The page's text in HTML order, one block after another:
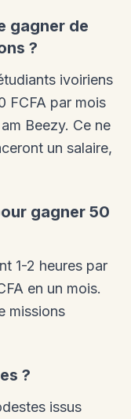
gagner de
?
ivoiriens
FCFA par mois
Beezy. Ce ne
un salaire,
gagner 50
1-2 heures par
en un mois.
missions
?
issus